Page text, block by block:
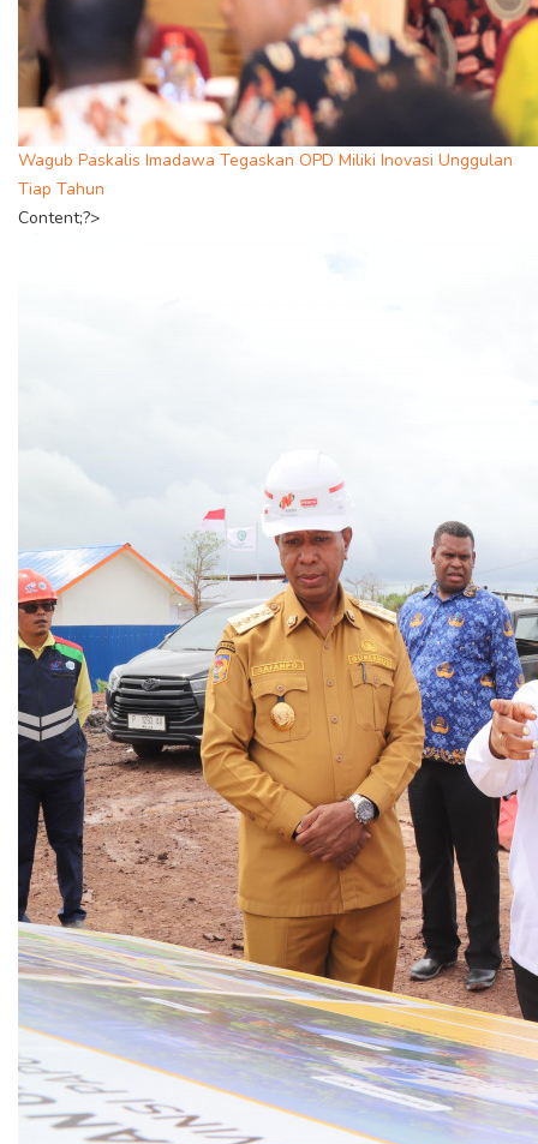
Wagub Paskalis Imadawa Tegaskan OPD Miliki Inovasi Unggulan
Tiap Tahun
Content;?>